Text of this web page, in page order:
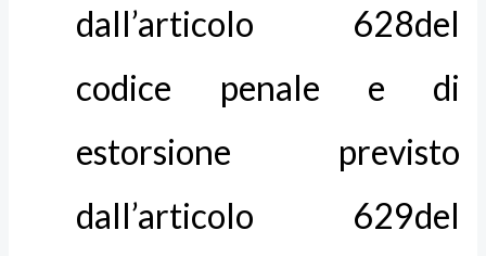
dall’articolo 628del
codice penale e di
estorsione previsto
dall’articolo 629del